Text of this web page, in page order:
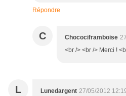
Répondre
C Chocociframboise
<br /> <br /> Merci !
L Lunedargent 27/05/2012